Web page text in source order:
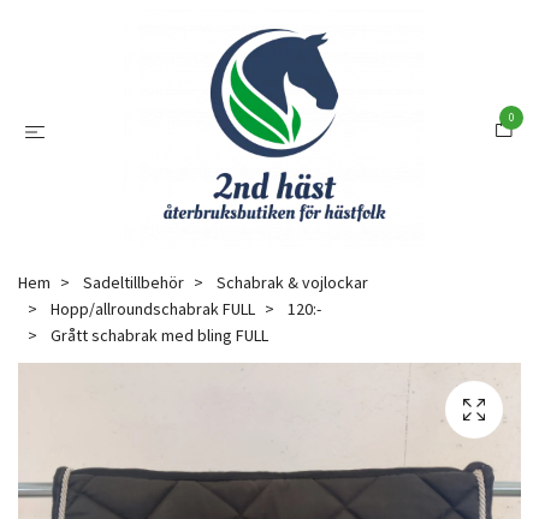
0
Hem Sadeltillbehör
Schabrak & vojlockar
Hopp/allroundschabrak FULL
120:-
Grått schabrak med bling FULL